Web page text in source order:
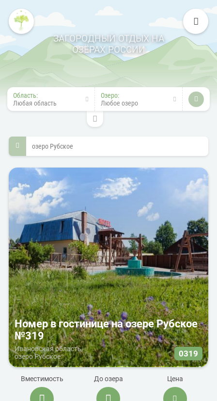
ЗАГОРОДНЫЙ ОТДЫХ НА
ОЗЁРАХ РОССИИ
Область:
Любая область
Озеро:
Любое озеро
озеро Рубское
Номер в гостинице на озере Рубское
№319
Ивановская область,
озеро Рубское
0319
Вместимость До озера Цена